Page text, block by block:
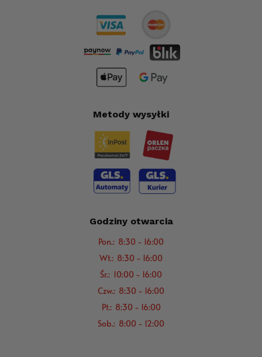
Metody wysyłki
Godziny otwarcia
Pon.: 8:30 - 16:00
Wt.: 8:30 - 16:00
Śr.: 10:00 - 16:00
Czw.: 8:30 - 16:00
Pt.: 8:30 - 16:00
Sob.: 8:00 - 12:00